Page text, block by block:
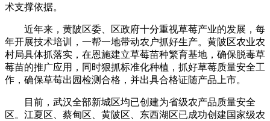
术支撑依据。
近年来，黄陂区委、区政府十分重视草莓产业的发展，每
年开展技术培训，一帮一地带动农户抓好生产。黄陂区农业农
村局具体抓落实，在恩施建立草莓苗种繁育基地，确保脱毒草
莓苗的推广应用，同时狠抓标准化种植，抓好草莓质量安全工
作，确保草莓出园检测合格，并出具合格证随产品上市。
目前，武汉全部新城区均已创建为省级农产品质量安全
区。江夏区、蔡甸区、黄陂区、东西湖区已成功创建国家级农